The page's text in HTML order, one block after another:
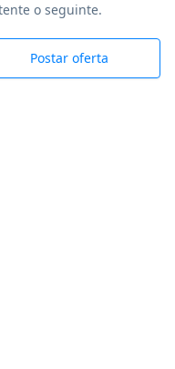
o seguinte.
Postar oferta